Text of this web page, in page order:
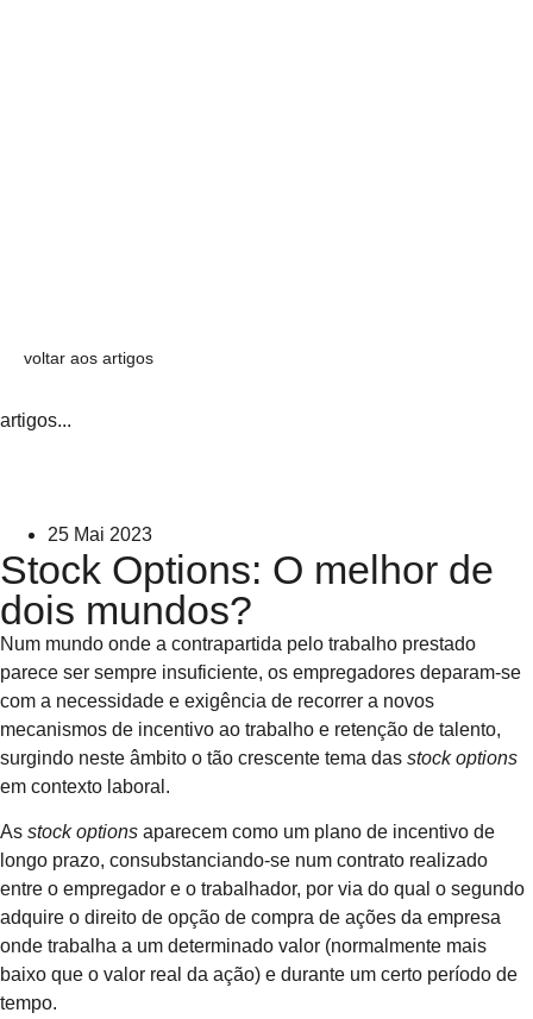
voltar aos artigos
artigos...
25 Mai 2023
Stock Options: O melhor de
dois mundos?
Num mundo onde a contrapartida pelo trabalho prestado
parece ser sempre insuficiente, os empregadores deparam-se
com a necessidade e exigência de recorrer a novos
mecanismos de incentivo ao trabalho e retenção de talento,
surgindo neste âmbito o tão crescente tema das stock options
em contexto laboral.
As stock options aparecem como um plano de incentivo de
longo prazo, consubstanciando-se num contrato realizado
entre o empregador e o trabalhador, por via do qual o segundo
adquire o direito de opção de compra de ações da empresa
onde trabalha a um determinado valor (normalmente mais
baixo que o valor real da ação) e durante um certo período de
tempo.